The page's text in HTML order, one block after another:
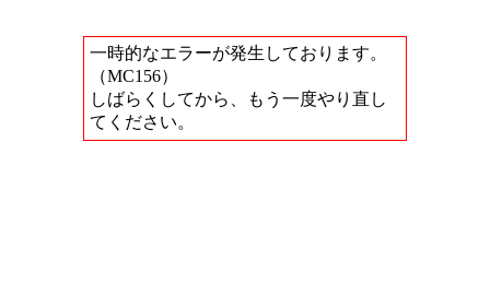
一時的なエラーが発生しております。
（MC156）
しばらくしてから、もう一度やり直し
てください。